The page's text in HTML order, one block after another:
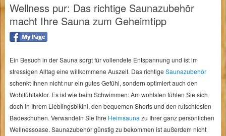
Wellness pur: Das richtige Saunazubehör
macht Ihre Sauna zum Geheimtipp
Ein Besuch in der Sauna sorgt für vollendete Entspannung und ist im
stressigen Alltag eine willkommene Auszeit. Das richtige Saunazubehör
schenkt Ihnen nicht nur ein gutes Gefühl, sondern optimiert auch den
Wohlfühlfaktor. Es ist wie beim Schwimmen: Am wohlsten fühlen Sie sich
doch in Ihrem Lieblingsbikini, den bequemen Shorts und den rutschfesten
Badeschuhen. Verwandeln Sie Ihre Heimsauna zu Ihrer ganz persönlichen
Wellnessoase. Saunazubehör günstig zu bekommen ist außerdem nicht